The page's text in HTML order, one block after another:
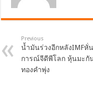
Previous
น้ำมันร่วงอีกหลังIMFหั่
การณ์จีดีพีโลก หุ้นมะกั
ทองคำพุ่ง